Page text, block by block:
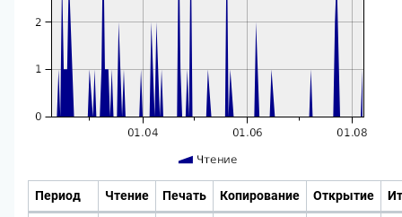
Период Чтение Печать Копирование Открытие